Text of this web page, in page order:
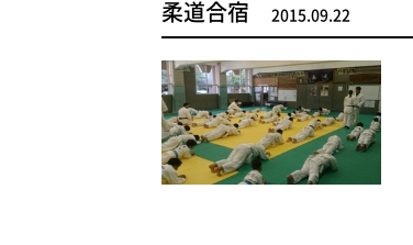
柔道合宿 2015.09.22